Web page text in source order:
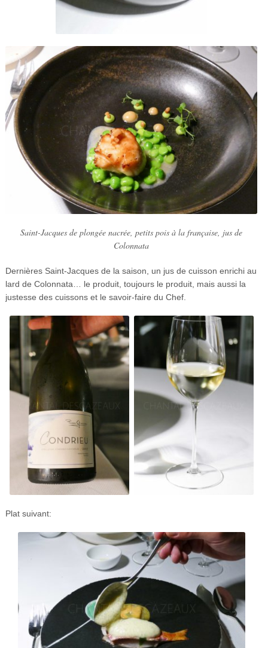
Saint-Jacques de plongée nacrée, petits pois à la française, jus de
Colonnata
Dernières Saint-Jacques de la saison, un jus de cuisson enrichi au
lard de Colonnata… le produit, toujours le produit, mais aussi la
justesse des cuissons et le savoir-faire du Chef.
Plat suivant: